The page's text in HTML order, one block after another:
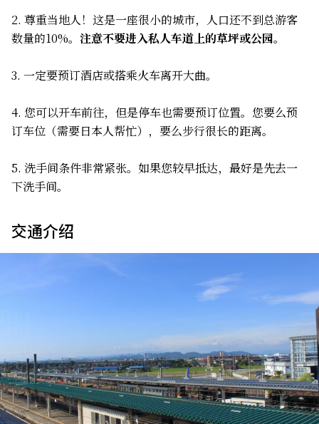
2. 尊重当地人！这是一座很小的城市，人口还不到总游客
数量的10%。 注意不要进入私人车道上的草坪或公园。
3. 一定要预订酒店或搭乘火车离开大曲。
4. 您可以开车前往，但是停车也需要预订位置。您要么预
订车位（需要日本人帮忙），要么步行很长的距离。
5. 洗手间条件非常紧张。如果您较早抵达，最好是先去一
下洗手间。
交通介绍